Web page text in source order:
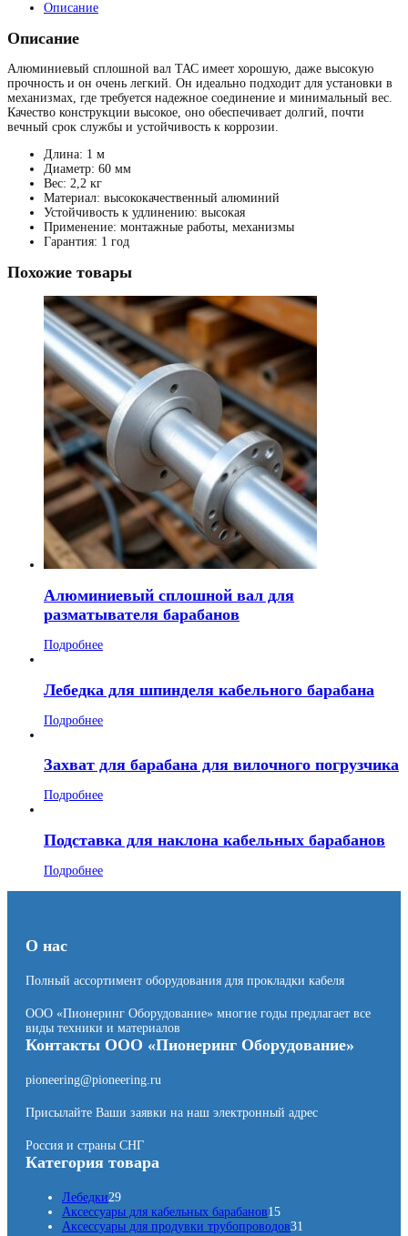
Описание
Описание
Алюминиевый сплошной вал ТАС имеет хорошую, даже высокую
прочность и он очень легкий. Он идеально подходит для установки в
механизмах, где требуется надежное соединение и минимальный вес.
Качество конструкции высокое, оно обеспечивает долгий, почти
вечный срок службы и устойчивость к коррозии.
Длина: 1 м
Диаметр: 60 мм
Вес: 2,2 кг
Материал: высококачественный алюминий
Устойчивость к удлинению: высокая
Применение: монтажные работы, механизмы
Гарантия: 1 год
Похожие товары
Алюминиевый сплошной вал для
разматывателя барабанов
Подробнее
Лебедка для шпинделя кабельного барабана
Подробнее
Захват для барабана для вилочного погрузчика
Подробнее
Подставка для наклона кабельных барабанов
Подробнее
О нас
Полный ассортимент оборудования для прокладки кабеля
ООО «Пионеринг Оборудование» многие годы предлагает все
виды техники и материалов
Контакты ООО «Пионеринг Оборудование»
pioneering@pioneering.ru
Присылайте Ваши заявки на наш электронный адрес
Россия и страны СНГ
Категория товара
Лебедки292
9
т
Аксессуары для кабельных барабанов151
5
Аксессуары для продувки трубопроводов31